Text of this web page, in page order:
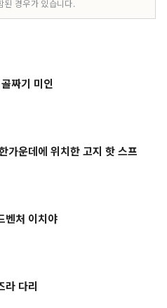
된 경우가 있습니다.
짜기 미인
가운데에 위치한 고지 핫 스프
벤처 이치야
라 다리